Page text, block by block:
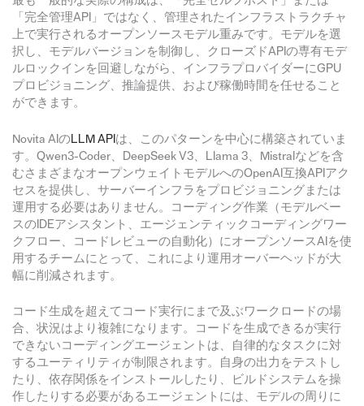
「完全管理API」ではなく、管理されたインフラストラクチャ
上で実行されるオープンソースモデル重みです。モデルを選
択し、モデルバージョンを制御し、クローズドAPIの専有モデ
ルロックインを回避しながら、インフラプロバイダーにGPU
プロビジョニング、推論提供、および稼働時間を任せること
ができます。
Novita AIのLLM API は、このパターンを中心に構築されていま
す。Qwen3-Coder、DeepSeek V3、Llama 3、Mistralなどを含
むさまざまなオープンウェイトモデルへのOpenAI互換APIアク
セスを提供し、サーバーインフラをプロビジョニングまたは
運用する必要はありません。コーディング作業（モデルベー
スのIDEアシスタント、エージェンティックコーディングワー
クフロー、コードレビューの自動化）にオープンソースAIを使
用するチームにとって、これにより運用オーバーヘッドが大
幅に削減されます。
コード生成を超えてコード実行にまで及ぶワークロードの場
合、状況はより複雑になります。コードを生成できるが実行
できないコーディングエージェントは、自律的なタスクに対
するユーティリティが制限されます。自身の出力をテストし
たり、依存関係をインストールしたり、ビルドシステムを操
作したりする必要があるエージェントには、モデルの周りに